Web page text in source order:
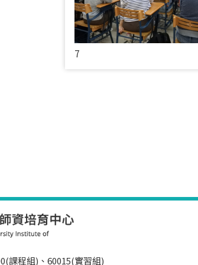
7
課程組)、60015(實習組)